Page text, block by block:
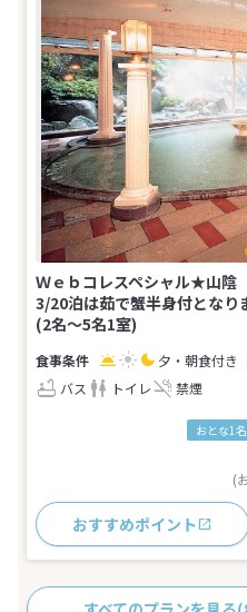
Ｗｅｂコレスペシャル★山
3/20泊は茹で蟹半身付となり
(2名～5名1室)
夕・朝食付き
バス
トイレ 禁煙
おとな1名
(
おすすめポイント